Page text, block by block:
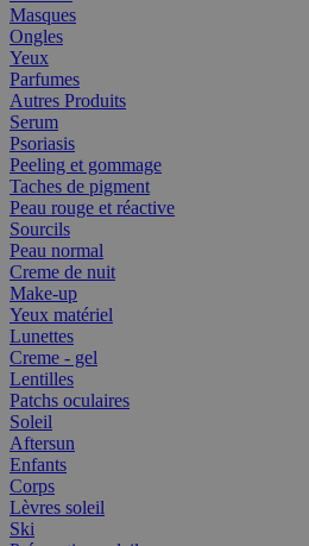
Masques
Ongles
Yeux
Parfumes
Autres Produits
Serum
Psoriasis
Peeling et gommage
Taches de pigment
Peau rouge et réactive
Sourcils
Peau normal
Creme de nuit
Make-up
Yeux matériel
Lunettes
Creme - gel
Lentilles
Patchs oculaires
Soleil
Aftersun
Enfants
Corps
Lèvres soleil
Ski